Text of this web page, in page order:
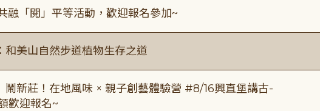
融「閱」平等活動，歡迎報名參加~
和美山自然步道植物生存之道
鬧新莊！在地風味 × 親子創藝體驗營 #8/16興直堡講古-
歡迎報名~